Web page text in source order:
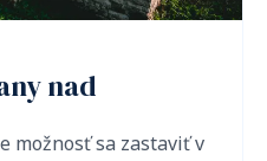
nad
možnosť sa zastaviť v